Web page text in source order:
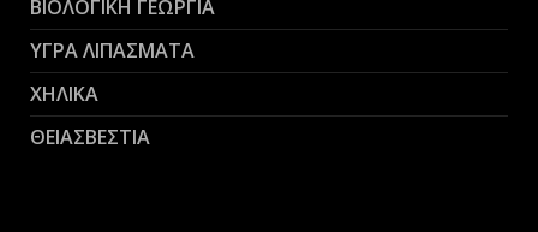
ΒΙΟΛΟΓΙΚΗ ΓΕΩΡΓΙΑ
ΥΓΡΑ ΛΙΠΑΣΜΑΤΑ
ΧΗΛΙΚΑ
ΘΕΙΑΣΒΕΣΤΙΑ